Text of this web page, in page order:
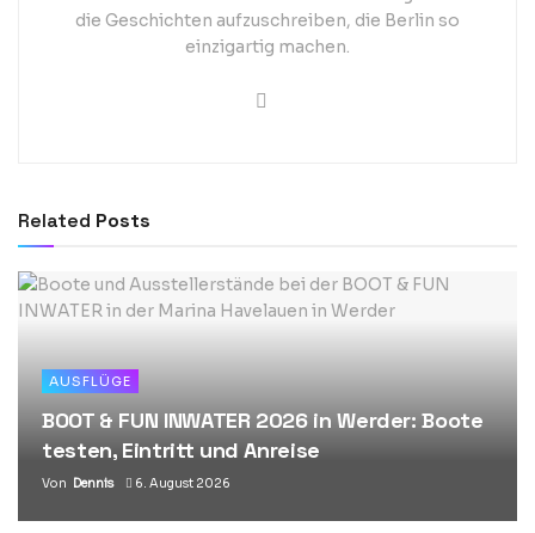
die Geschichten aufzuschreiben, die Berlin so
einzigartig machen.
Related Posts
AUSFLÜGE
BOOT & FUN INWATER 2026 in Werder: Boote
testen, Eintritt und Anreise
Von Dennis 6. August 2026